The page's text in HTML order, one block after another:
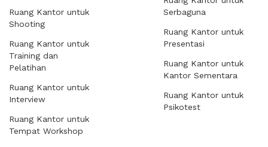
Ruang Kantor untuk
Shooting
Ruang Kantor untuk
Training dan
Pelatihan
Ruang Kantor untuk
Interview
Ruang Kantor untuk
Tempat Workshop
Serbaguna
Ruang Kantor untuk
Presentasi
Ruang Kantor untuk
Kantor Sementara
Ruang Kantor untuk
Psikotest